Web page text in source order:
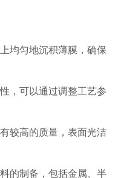
均匀地沉积薄膜，确保
，可以通过调整工艺参
较高的质量，表面光洁
的制备，包括金属、半